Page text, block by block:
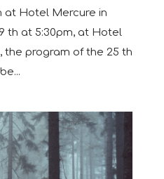
at Hotel Mercure in
th at 5:30pm, at Hotel
the program of the 25 th